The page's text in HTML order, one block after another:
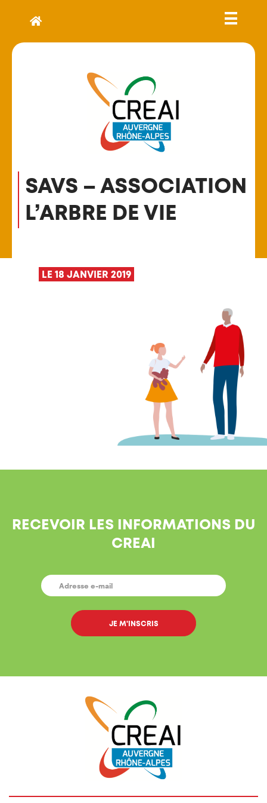
SAVS – ASSOCIATION
L’ARBRE DE VIE
LE 18 JANVIER 2019
RECEVOIR LES INFORMATIONS DU
CREAI
E-
MAIL *